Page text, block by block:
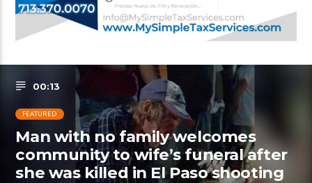
00:13
FEATURED
Man with no family welcomes
community to wife’s funeral after
she was killed in El Paso shooting